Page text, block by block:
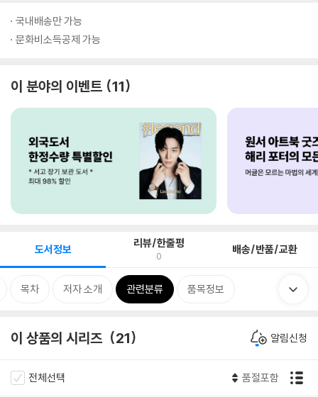
국내배송만 가능
문화비소득공제 가능
이 분야의 이벤트 11
도서정보 리뷰/한줄평
0 배송/반품/교환
목차 저자 소개 관련분류 품목정보
이 상품의 시리즈 21 알림신청
전체선택 품절포함